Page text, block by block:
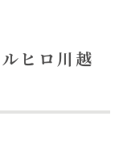
ヒロ川越